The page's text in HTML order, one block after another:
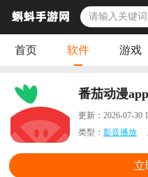
首页 软件 游戏
番茄动漫
更新： 2026-07-30
类型： 影音播放
立